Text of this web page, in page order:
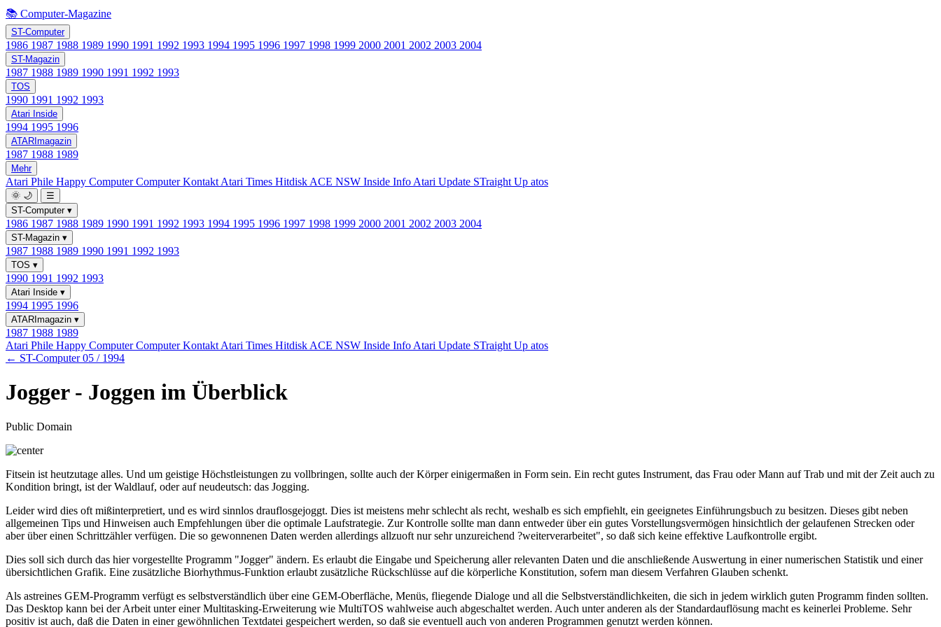
📚 Computer-Magazine
ST-Computer
1986 1987 1988 1989 1990 1991 1992 1993 1994 1995 1996 1997 1998 1999 2000 2001 2002 2003 2004
ST-Magazin
1987 1988 1989 1990 1991 1992 1993
TOS
1990 1991 1992 1993
Atari Inside
1994 1995 1996
ATARImagazin
1987 1988 1989
Mehr
Atari Phile Happy ComputerComputer Kontakt Atari Times Hitdisk ACE NSW Inside Info Atari Update STraight Up atos
🌞 🌙
☰
ST-Computer ▾
1986 1987 1988 1989 1990 1991 1992 1993 1994 1995 1996 1997 1998 1999 2000 2001 2002 2003 2004
ST-Magazin ▾
1987 1988 1989 1990 1991 1992 1993
TOS ▾
1990 1991 1992 1993
Atari Inside ▾
1994 1995 1996
ATARImagazin ▾
1987 1988 1989
Atari Phile Happy ComputerComputer Kontakt Atari Times Hitdisk ACE NSW Inside Info Atari Update STraight Up atos
← ST-Computer 05 / 1994
Jogger - Joggen im Überblick
Public Domain
Fitsein ist heutzutage alles. Und um geistige Höchstleistungen zu vollbringen, sollte auch der Körper einigermaßen in Form sein. Ein recht gutes Instrument, das Frau oder Mann auf Trab und mit der Zeit auch zu
Kondition bringt, ist der Waldlauf, oder auf neudeutsch: das Jogging.
Leider wird dies oft mißinterpretiert, und es wird sinnlos drauflosgejoggt. Dies ist meistens mehr schlecht als recht, weshalb es sich empfiehlt, ein geeignetes Einführungsbuch zu besitzen. Dieses gibt neben
allgemeinen Tips und Hinweisen auch Empfehlungen über die optimale Laufstrategie. Zur Kontrolle sollte man dann entweder über ein gutes Vorstellungsvermögen hinsichtlich der gelaufenen Strecken oder
aber über einen Schrittzähler verfügen. Die so gewonnenen Daten werden allerdings allzuoft nur sehr unzureichend ?weiterverarbeitet", so daß sich keine effektive Laufkontrolle ergibt.
Dies soll sich durch das hier vorgestellte Programm "Jogger" ändern. Es erlaubt die Eingabe und Speicherung aller relevanten Daten und die anschließende Auswertung in einer numerischen Statistik und einer
übersichtlichen Grafik. Eine zusätzliche Biorhythmus-Funktion erlaubt zusätzliche Rückschlüsse auf die körperliche Konstitution, sofern man diesem Verfahren Glauben schenkt.
Als astreines GEM-Programm verfügt es selbstverständlich über eine GEM-Oberfläche, Menüs, fliegende Dialoge und all die Selbstverständlichkeiten, die sich in jedem wirklich guten Programm finden sollten.
Das Desktop kann bei der Arbeit unter einer Multitasking-Erweiterung wie MultiTOS wahlweise auch abgeschaltet werden. Auch unter anderen als der Standardauflösung macht es keinerlei Probleme. Sehr
positiv ist auch, daß die Daten in einer gewöhnlichen Textdatei gespeichert werden, so daß sie eventuell auch von anderen Programmen genutzt werden können.